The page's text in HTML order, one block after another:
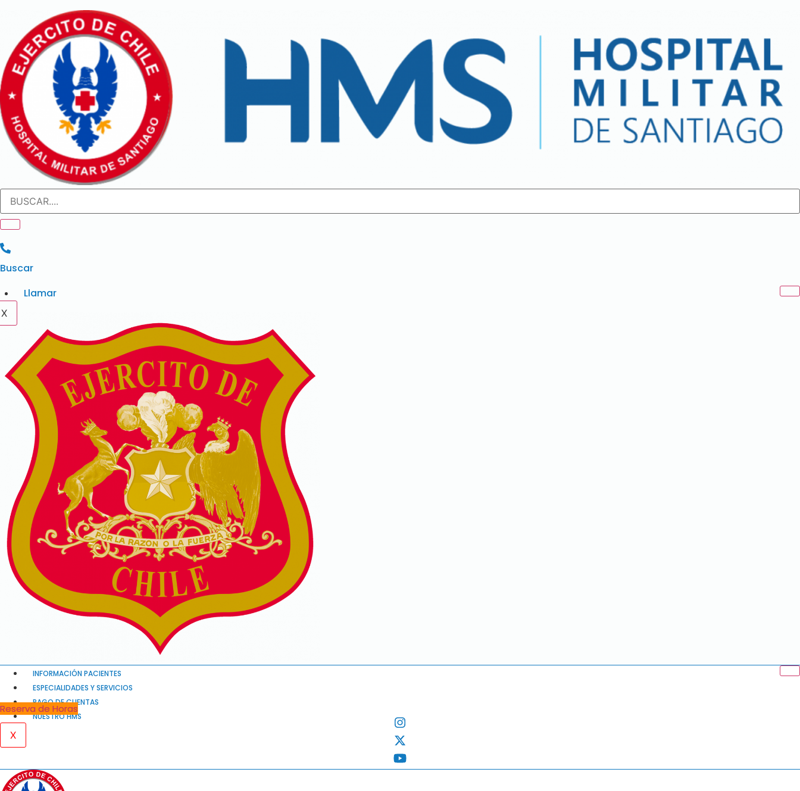
contenido
Buscar
Llamar
X
INFORMACIÓN PACIENTES
ESPECIALIDADES Y SERVICIOS
PAGO DE CUENTAS
NUESTRO HMS
X
Reserva de Horas